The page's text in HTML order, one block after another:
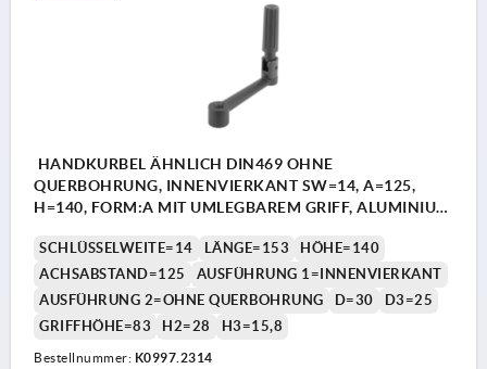
HANDKURBEL ÄHNLICH DIN469 OHNE
QUERBOHRUNG, INNENVIERKANT SW=14, A=125,
H=140, FORM:A MIT UMLEGBAREM GRIFF, ALUMINIUM
KOMP:THERMOPLAST SCHWARZ
SCHLÜSSELWEITE=14 LÄNGE=153
HÖHE=140
ACHSABSTAND=125
AUSFÜHRUNG 1=INNENVIERKANT
AUSFÜHRUNG 2=OHNE QUERBOHRUNG
D=30
D3=25
GRIFFHÖHE=83
H2=28 H3=15,8
Bestellnummer: K0997.2314